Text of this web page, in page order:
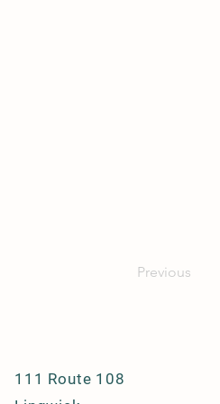
Previous
111 Route 108